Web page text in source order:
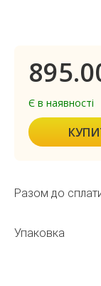
Є в наявності
Разом до
Упаковка